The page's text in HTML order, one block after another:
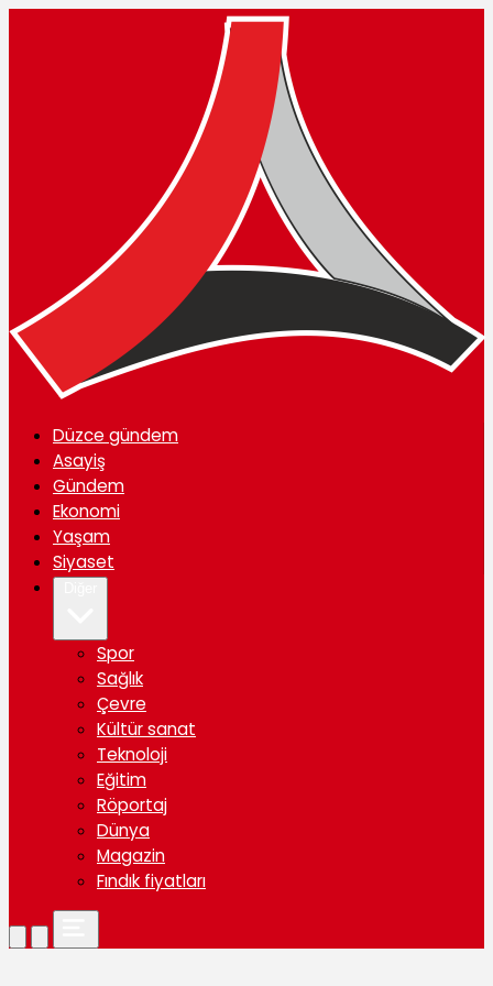
Düzce gündem
Asayiş
Gündem
Ekonomi
Yaşam
Siyaset
Spor
Sağlık
Çevre
Kültür sanat
Teknoloji
Eğitim
Röportaj
Dünya
Magazin
Fındık fiyatları